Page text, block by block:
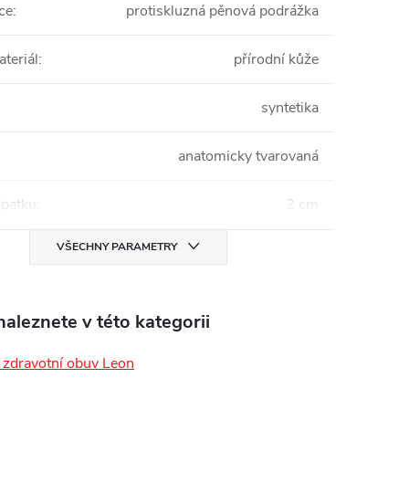
: protiskluzná pěnová podrážka
: přírodní kůže
syntetika
anatomicky tvarovaná
: 2 cm
VŠECHNY PARAMETRY
v této kategorii
obuv Leon